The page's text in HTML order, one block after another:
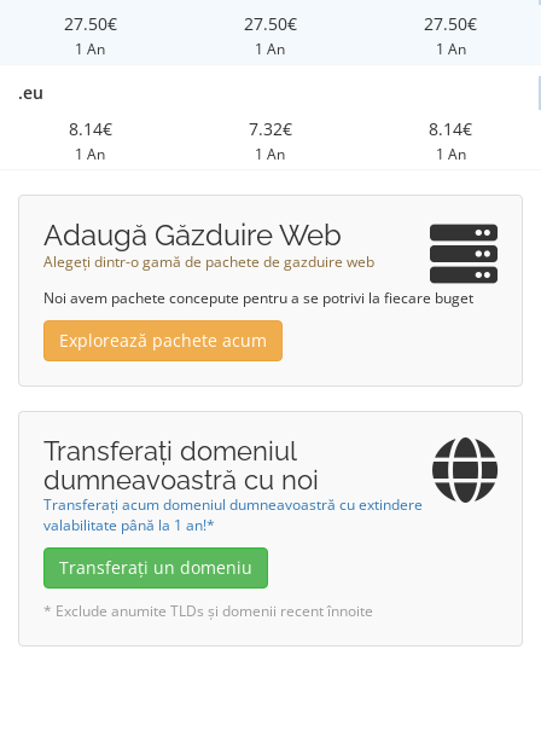
27.50€
1 An
27.50€
1 An
27.50€
1 An
.eu
8.14€
1 An
7.32€
1 An
8.14€
1 An
Adaugă Găzduire Web
Alegeți dintr-o gamă de pachete de gazduire web
Noi avem pachete concepute pentru a se potrivi la fiecare buget
Explorează pachete acum
Transferați domeniul
dumneavoastră cu noi
Transferați acum domeniul dumneavoastră cu extindere
valabilitate până la 1 an!*
Transferați un domeniu
* Exclude anumite TLDs și domenii recent înnoite